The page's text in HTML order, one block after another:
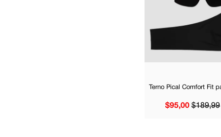
Terno Pical Comfort Fit
$95,00 $189,99